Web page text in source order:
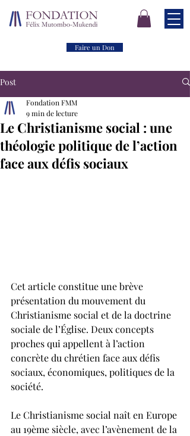
Faire un Don
Post
Le Christianisme social : une
théologie politique de l’action
face aux défis sociaux
Fondation FMM
9 min de lecture
Cet article constitue une brève
présentation du mouvement du
Christianisme social et de la doctrine
sociale de l’Église. Deux concepts
proches qui appellent à l’action
concrète du chrétien face aux défis
sociaux, économiques, politiques de la
société.
Le Christianisme social naît en Europe
au 19ème siècle, avec l’avènement de la